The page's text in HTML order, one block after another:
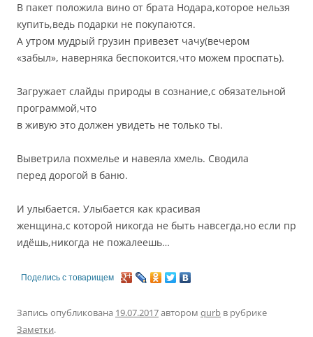
В пакет положила вино от брата Нодара,которое нельзя
купить,ведь подарки не покупаются.
А утром мудрый грузин привезет чачу(вечером
«забыл», наверняка беспокоится,что можем проспать).
Загружает слайды природы в сознание,с обязательной
программой,что
в живую это должен увидеть не только ты.
Выветрила похмелье и навеяла хмель. Сводила
перед дорогой в баню.
И улыбается. Улыбается как красивая
женщина,с которой никогда не быть навсегда,но если пр
идёшь,никогда не пожалеешь…
Поделись с товарищем
Запись опубликована 19.07.2017автором qurb в рубрике
Заметки.